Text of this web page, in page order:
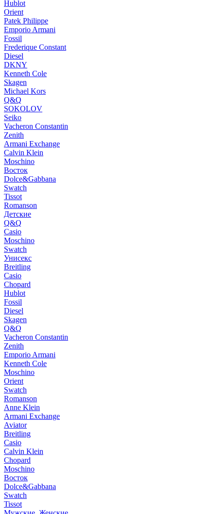
Hublot
Orient
Patek Philippe
Emporio Armani
Fossil
Frederique Constant
Diesel
DKNY
Kenneth Cole
Skagen
Michael Kors
Q&Q
SOKOLOV
Seiko
Vacheron Constantin
Zenith
Armani Exchange
Calvin Klein
Moschino
Восток
Dolce&Gabbana
Swatch
Tissot
Romanson
Детские
Q&Q
Casio
Moschino
Swatch
Унисекс
Breitling
Casio
Chopard
Hublot
Fossil
Diesel
Skagen
Q&Q
Vacheron Constantin
Zenith
Emporio Armani
Kenneth Cole
Moschino
Orient
Swatch
Romanson
Anne Klein
Armani Exchange
Aviator
Breitling
Casio
Calvin Klein
Chopard
Moschino
Восток
Dolce&Gabbana
Swatch
Tissot